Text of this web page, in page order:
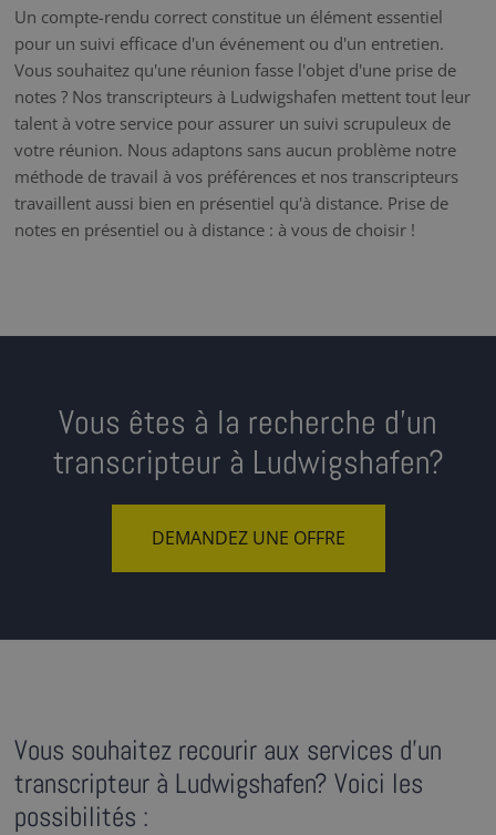
Un compte-rendu correct constitue un élément essentiel
pour un suivi efficace d'un événement ou d'un entretien.
Vous souhaitez qu'une réunion fasse l'objet d'une prise de
notes ? Nos transcripteurs à Ludwigshafen mettent tout leur
talent à votre service pour assurer un suivi scrupuleux de
votre réunion. Nous adaptons sans aucun problème notre
méthode de travail à vos préférences et nos transcripteurs
travaillent aussi bien en présentiel qu'à distance. Prise de
notes en présentiel ou à distance : à vous de choisir !
Vous êtes à la recherche d’un
transcripteur à Ludwigshafen?
DEMANDEZ UNE OFFRE
Vous souhaitez recourir aux services d'un
transcripteur à Ludwigshafen? Voici les
possibilités :